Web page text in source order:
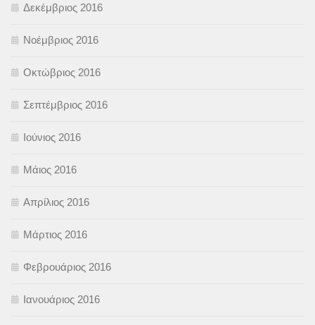
Δεκέμβριος 2016
Νοέμβριος 2016
Οκτώβριος 2016
Σεπτέμβριος 2016
Ιούνιος 2016
Μάιος 2016
Απρίλιος 2016
Μάρτιος 2016
Φεβρουάριος 2016
Ιανουάριος 2016